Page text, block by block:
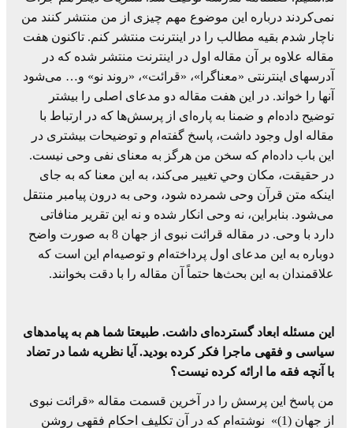
نمی‌کردند درباره این موضوع مهم چیزی از من منتشر کنند من
ناچار شدم بقیه مطالب را در اینترنت منتشر کنم. تاکنون هفت
مقاله علاوه بر آن مقاله اول در اینترنت منتشر شده که در
آدرسهای اینترنتی «معناگرا»، «قرائت»، «روند نو» و… می‌شود
آنها را خواند. در این هفت مقاله دو مدعای اصلی را بیشتر
توضیح داده‌ام و ضمنا به پاره‌ای از پرسش‌ها که در ارتباط با
مقاله اول وجود داشت، پاسخ گفته‌ام و توضیحات بیشتری در
این باب داده‌ام که سخن من هرگز به معنای نفی وحی نیست.
در حقیقت، مکان وحي تغییر می‌کند، به این معنا که به جای
اینکه متن قرآن وحی شمرده شود، وحی به درون پیامبر منتقل
می‌شود. بنابراین، نه وحی انکار شده و نه این تقریر منافاتی
دارد با وحی. در مقاله قرائت نبوی از جهان 8 به صورت واضح
دوباره به این مدعای اول پرداخته‌ام و توصیه‌ام این است که
علاقمندان به این بحث‌ها حتماً آن مقاله را با دقت بخوانند.
این مسئله ابعاد گسترده‌ای داشت. طبیعتا شما هم به پیامدهای
سیاسی و فقهی ماجرا فکر کرده بودید. آیا نظریه شما در تضاد
با آنچه فقه ما ارائه کرده نیست؟
من پاسخ این پرسش را در آخرین قسمت مقاله «قرائت نبوی
از جهان (1)» نوشته‌ام که در آن تکلیف احکام فقهی روشن